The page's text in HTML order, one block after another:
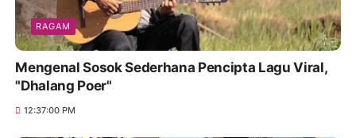
RAGAM
Mengenal Sosok Sederhana Pencipta Lagu Viral,
"Dhalang Poer"
12:37:00 PM